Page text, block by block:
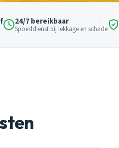
24/7 bereikbaar
Spoeddienst bij lekkage en schade